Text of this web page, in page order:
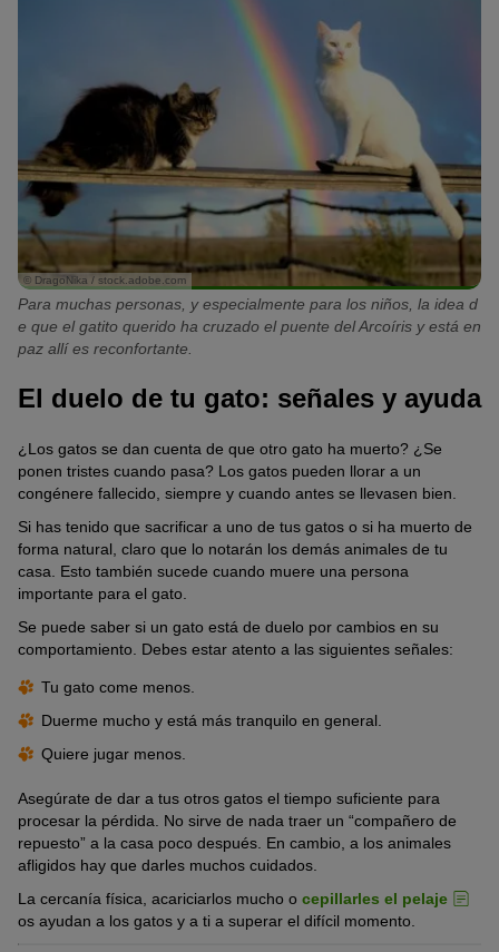
© DragoNika / stock.adobe.com
Para muchas personas, y especialmente para los niños, la idea d
e que el gatito querido ha cruzado el puente del Arcoíris y está en
paz allí es reconfortante.
El duelo de tu gato: señales y ayuda
¿Los gatos se dan cuenta de que otro gato ha muerto? ¿Se
ponen tristes cuando pasa? Los gatos pueden llorar a un
congénere fallecido, siempre y cuando antes se llevasen bien.
Si has tenido que sacrificar a uno de tus gatos o si ha muerto de
forma natural, claro que lo notarán los demás animales de tu
casa. Esto también sucede cuando muere una persona
importante para el gato.
Se puede saber si un gato está de duelo por cambios en su
comportamiento. Debes estar atento a las siguientes señales:
Tu gato come menos.
Duerme mucho y está más tranquilo en general.
Quiere jugar menos.
Asegúrate de dar a tus otros gatos el tiempo suficiente para
procesar la pérdida. No sirve de nada traer un “compañero de
repuesto” a la casa poco después. En cambio, a los animales
afligidos hay que darles muchos cuidados.
La cercanía física, acariciarlos mucho o cepillarles el pelaje
os ayudan a los gatos y a ti a superar el difícil momento.